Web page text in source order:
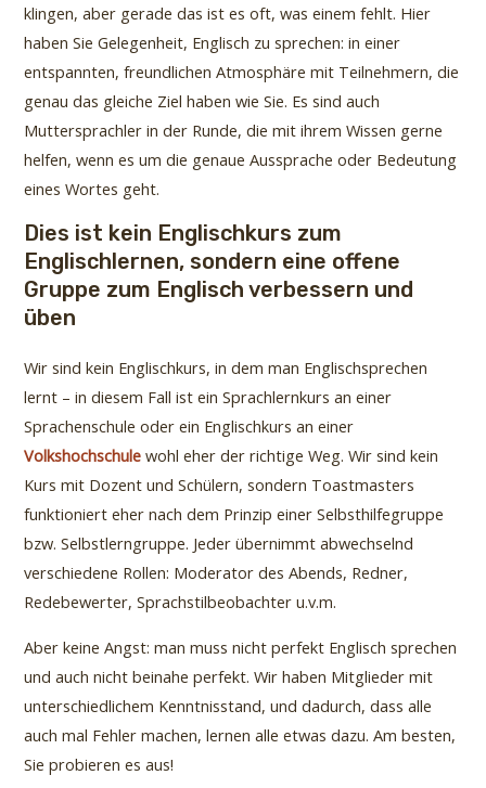
klingen, aber gerade das ist es oft, was einem fehlt. Hier
haben Sie Gelegenheit, Englisch zu sprechen: in einer
entspannten, freundlichen Atmosphäre mit Teilnehmern, die
genau das gleiche Ziel haben wie Sie. Es sind auch
Muttersprachler in der Runde, die mit ihrem Wissen gerne
helfen, wenn es um die genaue Aussprache oder Bedeutung
eines Wortes geht.
Dies ist kein Englischkurs zum
Englischlernen, sondern eine offene
Gruppe zum Englisch verbessern und
üben
Wir sind kein Englischkurs, in dem man Englischsprechen
lernt – in diesem Fall ist ein Sprachlernkurs an einer
Sprachenschule oder ein Englischkurs an einer
Volkshochschulewohl eher der richtige Weg. Wir sind kein
Kurs mit Dozent und Schülern, sondern Toastmasters
funktioniert eher nach dem Prinzip einer Selbsthilfegruppe
bzw. Selbstlerngruppe. Jeder übernimmt abwechselnd
verschiedene Rollen: Moderator des Abends, Redner,
Redebewerter, Sprachstilbeobachter u.v.m.
Aber keine Angst: man muss nicht perfekt Englisch sprechen
und auch nicht beinahe perfekt. Wir haben Mitglieder mit
unterschiedlichem Kenntnisstand, und dadurch, dass alle
auch mal Fehler machen, lernen alle etwas dazu. Am besten,
Sie probieren es aus!